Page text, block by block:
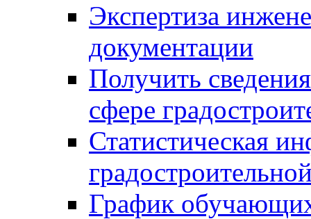
Экспертиза
документации
Получить
сфере
Статистическая
График